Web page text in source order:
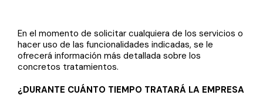
En el momento de solicitar cualquiera de los servicios o
hacer uso de las funcionalidades indicadas, se le
ofrecerá información más detallada sobre los
concretos tratamientos.
¿DURANTE CUÁNTO TIEMPO TRATARÁ LA EMPRESA